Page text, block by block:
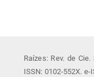
Raízes: Rev. de
ISSN: 0102-552X. e-